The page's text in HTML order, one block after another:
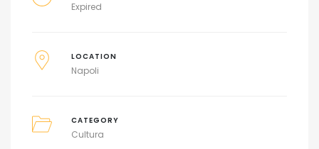
Expired
LOCATION
Napoli
CATEGORY
Cultura